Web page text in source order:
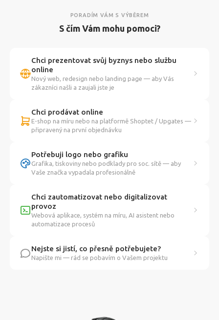
PORADÍM VÁM S VÝBĚREM
S čím Vám mohu pomoci?
Chci prezentovat svůj byznys nebo službu
online
Nový web, redesign nebo landing page — aby Vás
zákazníci našli a zaujali jste je
Chci prodávat online
E-shop na míru nebo na platformě Shoptet / Upgates —
připravený na první objednávku
Potřebuji logo nebo grafiku
Grafika, tiskoviny nebo podklady pro soc. sítě — aby
Vaše značka vypadala profesionálně
Chci zautomatizovat nebo digitalizovat
provoz
Webová aplikace, systém na míru, AI asistent nebo
automatizace procesů
Nejste si jistí, co přesně potřebujete?
Napište mi — rád se pobavím o Vašem projektu